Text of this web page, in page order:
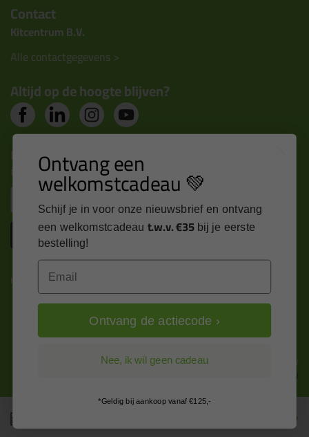
Contact
Kitcentrum B.V.
Alle contactgegevens >
Altijd op de hoogte blijven?
Nieuws, tips en exclusieve deals rechtstreeks in je
inbox
Inschrijven
Kitcentrum is trots op:
Alle prijzen zijn in EURO en excl. 21% BTW
wijzig naar incl. BTW
Ontvang een
welkomstcadeau 💚
Schijf je in voor onze nieuwsbrief en ontvang
een welkomstcadeau t.w.v. €35 bij je eerste
bestelling!
Email
Ontvang de actiecode ›
Nee, ik wil geen cadeau
*Geldig bij aankoop vanaf €125,-